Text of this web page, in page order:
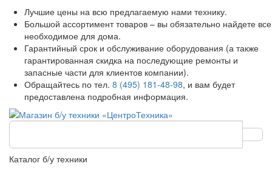
Лучшие цены на всю предлагаемую нами технику.
Большой ассортимент товаров – вы обязательно найдете все
необходимое для дома.
Гарантийный срок и обслуживание оборудования (а также
гарантированная скидка на последующие ремонты и
запасные части для клиентов компании).
Обращайтесь по тел. 8 (495) 181-48-98, и вам будет
предоставлена подробная информация.
Каталог б/у техники